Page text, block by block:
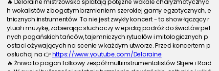
🔥 Deloraine mistrzowsko splatają potężne wokale charyzmatycznyc
h wokalistów z bogatym brzmieniem szerokiej gamy egzotycznych, e
tnicznych instrumentów. To nie jest zwykły koncert - to show łączący r
ytuał i muzykę, zabierając słuchaczy w epicką podróż do światów peł
nych pogańskich tańców, tajemniczych rytuałów i mitologicznych p
ostaci ożywających na scenie w każdym utworze. Przed koncertem p
osłuchaj na 👉 https://www.youtube.com/Deloraine
🔥 Żniwa to pagan folkowy zespół multiinstrumentalistów Skjere i Raid